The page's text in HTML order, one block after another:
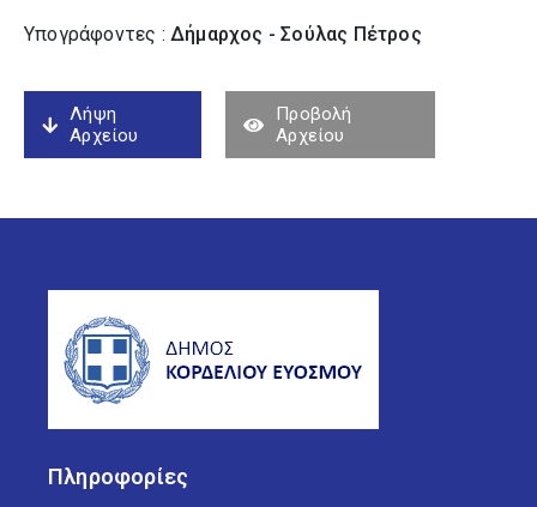
Υπογράφοντες : Δήμαρχος - Σούλας Πέτρος
Λήψη
Αρχείου
Προβολή
Αρχείου
Πληροφορίες